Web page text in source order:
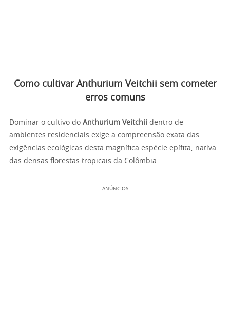
Como cultivar Anthurium Veitchii sem cometer
erros comuns
Dominar o cultivo do Anthurium Veitchii dentro de
ambientes residenciais exige a compreensão exata das
exigências ecológicas desta magnífica espécie epífita, nativa
das densas florestas tropicais da Colômbia.
ANÚNCIOS